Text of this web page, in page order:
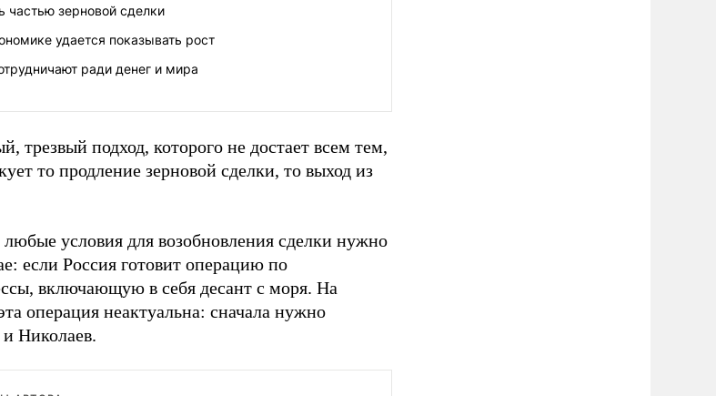
частью зерновой сделки
удается показывать рост
ради денег и мира
трезвый подход, которого не достает всем тем,
то продление зерновой сделки, то выход из
условия для возобновления сделки нужно
если Россия готовит операцию по
включающую в себя десант с моря. На
операция неактуальна: сначала нужно
Николаев.